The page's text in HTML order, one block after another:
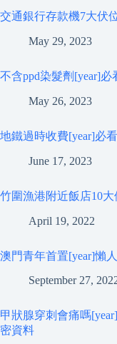
交通銀行存款機7大伏
May 29, 2023
不含ppd染髮劑[year]必
May 26, 2023
地鐵過時收費[year]必
June 17, 2023
竹圍漁港附近飯店10大
April 19, 2022
澳門青年首置[year]懶
September 27,
甲狀腺穿刺會痛嗎
密資料